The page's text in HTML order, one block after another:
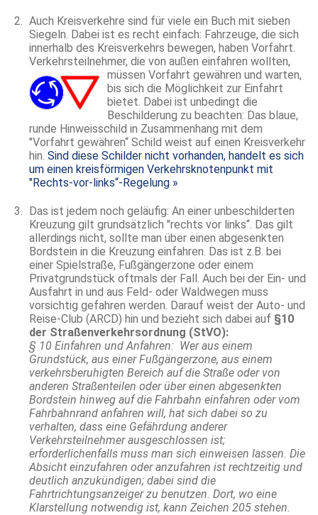
Auch Kreisverkehre sind für viele ein Buch mit sieben
Siegeln. Dabei ist es recht einfach: Fahrzeuge, die sich
innerhalb des Kreisverkehrs bewegen, haben Vorfahrt.
Verkehrsteilnehmer, die von außen einfahren wollten,
müssen Vorfahrt gewähren und warten,
bis sich die Möglichkeit zur Einfahrt
bietet. Dabei ist unbedingt die
Beschilderung zu beachten: Das blaue,
runde Hinweisschild in Zusammenhang mit dem
"Vorfahrt gewähren“ Schild weist auf einen Kreisverkehr
hin. Sind diese Schilder nicht vorhanden, handelt es sich
um einen kreisförmigen Verkehrsknotenpunkt mit
"Rechts-vor-links“-Regelung »
Das ist jedem noch geläufig: An einer unbeschilderten
Kreuzung gilt grundsätzlich "rechts vor links“. Das gilt
allerdings nicht, sollte man über einen abgesenkten
Bordstein in die Kreuzung einfahren. Das ist z.B. bei
einer Spielstraße, Fußgängerzone oder einem
Privatgrundstück oftmals der Fall. Auch bei der Ein- und
Ausfahrt in und aus Feld- oder Waldwegen muss
vorsichtig gefahren werden. Darauf weist der Auto- und
Reise-Club (ARCD) hin und bezieht sich dabei auf §10
der Straßenverkehrsordnung (StVO):
§ 10 Einfahren und Anfahren: Wer aus einem
Grundstück, aus einer Fußgängerzone, aus einem
verkehrsberuhigten Bereich auf die Straße oder von
anderen Straßenteilen oder über einen abgesenkten
Bordstein hinweg auf die Fahrbahn einfahren oder vom
Fahrbahnrand anfahren will, hat sich dabei so zu
verhalten, dass eine Gefährdung anderer
Verkehrsteilnehmer ausgeschlossen ist;
erforderlichenfalls muss man sich einweisen lassen. Die
Absicht einzufahren oder anzufahren ist rechtzeitig und
deutlich anzukündigen; dabei sind die
Fahrtrichtungsanzeiger zu benutzen. Dort, wo eine
Klarstellung notwendig ist, kann Zeichen 205 stehen.